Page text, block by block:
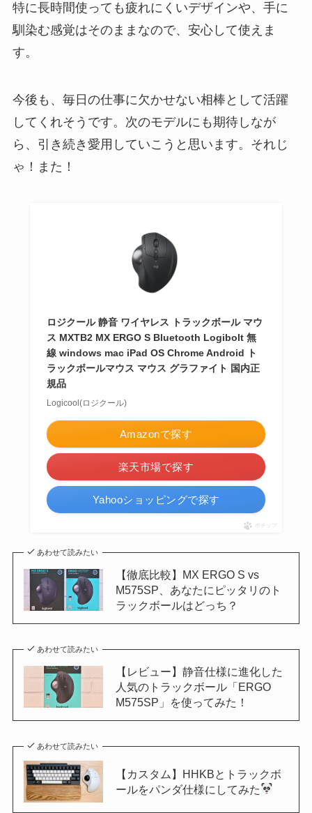
特に長時間使っても疲れにくいデザインや、手に
馴染む感覚はそのままなので、安心して使えま
す。
今後も、毎日の仕事に欠かせない相棒として活躍
してくれそうです。次のモデルにも期待しなが
ら、引き続き愛用していこうと思います。それじ
ゃ！また！
ロジクール 静音 ワイヤレス トラックボール マウ
ス MXTB2 MX ERGO S Bluetooth Logibolt 無
線 windows mac iPad OS Chrome Android ト
ラックボールマウス マウス グラファイト 国内正
規品
Logicool(ロジクール)
Amazonで探す
楽天市場で探す
Yahooショッピングで探す
ポチップ
あわせて読みたい
【徹底比較】MX ERGO S vs
M575SP、あなたにピッタリのト
ラックボールはどっち？
あわせて読みたい
【レビュー】静音仕様に進化した
人気のトラックボール「ERGO
M575SP」を使ってみた！
あわせて読みたい
【カスタム】HHKBとトラックボ
ールをパンダ仕様にしてみた